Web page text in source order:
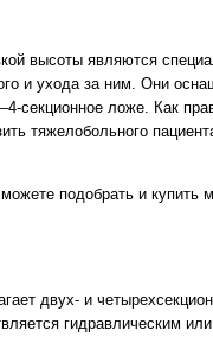
высоты являются
и ухода за ним. Они
секционное ложе. Как
тяжелобольного
подобрать и купить
двух- и
гидравлическим